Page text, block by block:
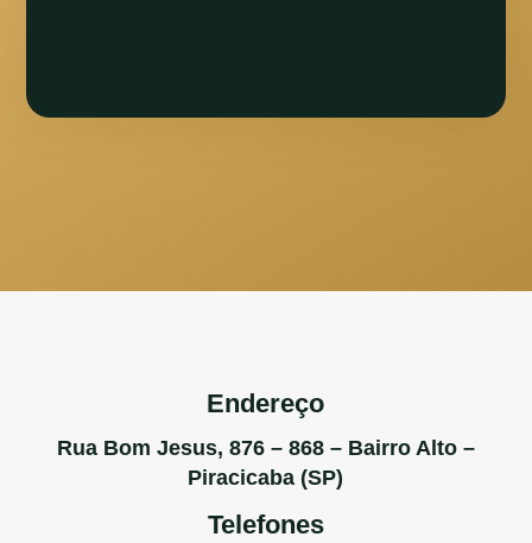
Endereço
Rua Bom Jesus, 876 – 868 – Bairro Alto –
Piracicaba (SP)
Telefones